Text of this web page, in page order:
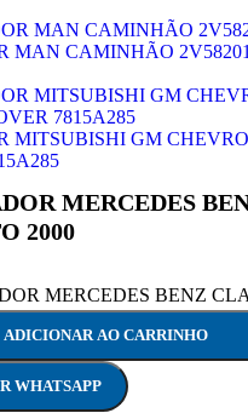
MAN CAMINHÃO
MITSUBISHI GM
MERCEDES
2000
MERCEDES BENZ
ADICIONAR AO CARRINHO
WHATSAPP